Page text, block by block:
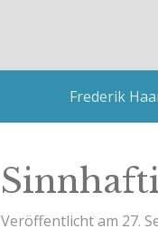
Frederik
Veröffentlicht am 27.